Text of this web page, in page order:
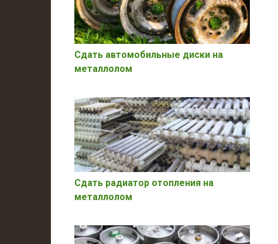
Сдать автомобильные диски на
металлолом
Сдать радиатор отопления на
металлолом